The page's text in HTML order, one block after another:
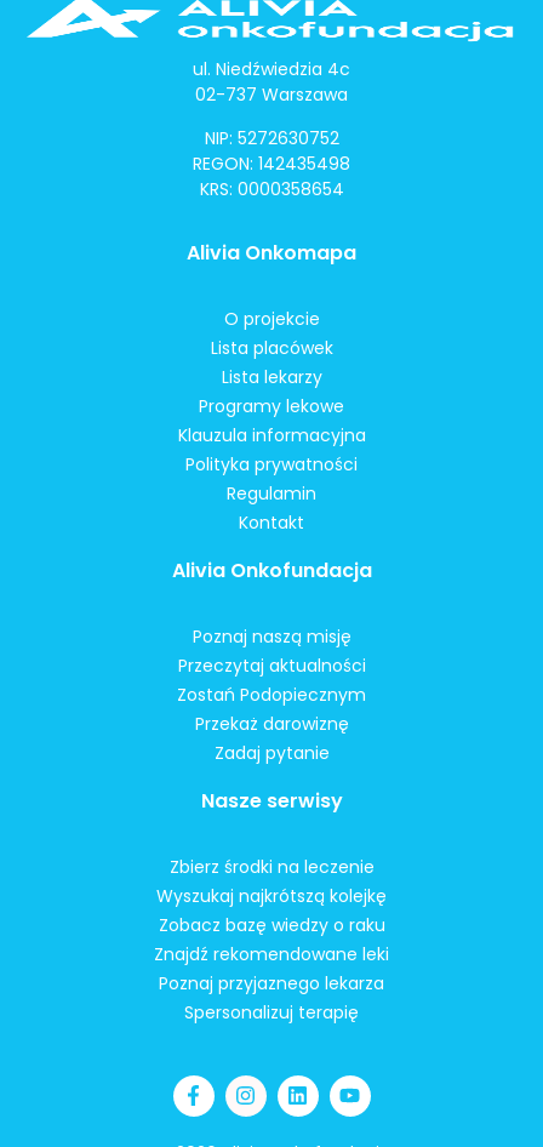
ul. Niedźwiedzia 4c
02-737 Warszawa
NIP: 5272630752
REGON: 142435498
KRS: 0000358654
Alivia Onkomapa
O projekcie
Lista placówek
Lista lekarzy
Programy lekowe
Klauzula informacyjna
Polityka prywatności
Regulamin
Kontakt
Alivia Onkofundacja
Poznaj naszą misję
Przeczytaj aktualności
Zostań Podopiecznym
Przekaż darowiznę
Zadaj pytanie
Nasze serwisy
Zbierz środki na leczenie
Wyszukaj najkrótszą kolejkę
Zobacz bazę wiedzy o raku
Znajdź rekomendowane leki
Poznaj przyjaznego lekarza
Spersonalizuj terapię